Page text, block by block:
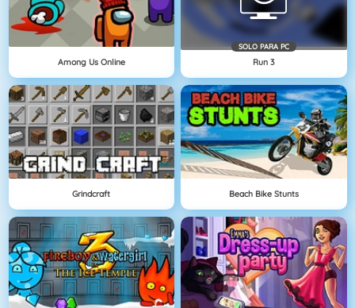
Among Us Online
SOLO PARA PC
Run 3
Grindcraft Beach Bike Stunts